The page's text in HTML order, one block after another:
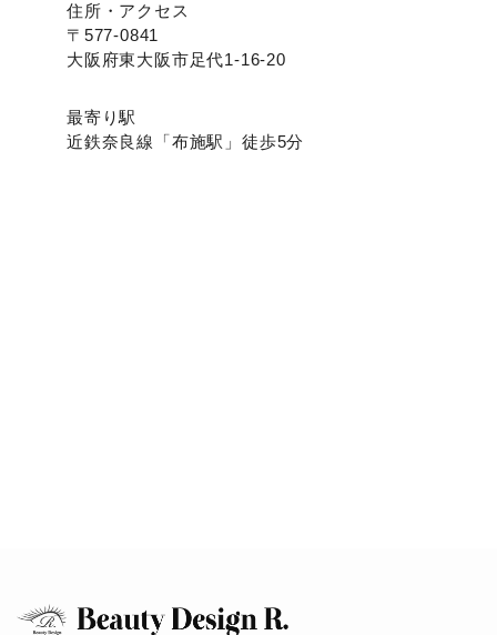
住所・アクセス
〒577-0841
大阪府東大阪市足代1-16-20
最寄り駅
近鉄奈良線「布施駅」徒歩5分